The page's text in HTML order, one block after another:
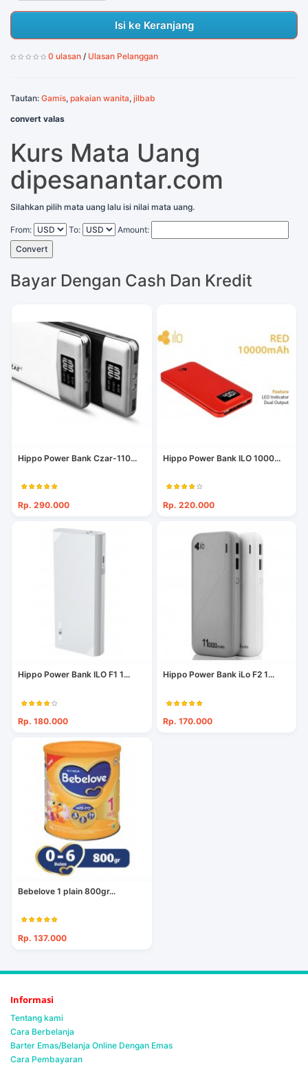
Isi ke Keranjang
0 ulasan / Ulasan Pelanggan
Tautan: Gamis, pakaian wanita, jilbab
convert valas
Kurs Mata Uang
dipesanantar.com
Silahkan pilih mata uang lalu isi nilai mata uang.
From: To:
Amount:
Convert
Bayar Dengan Cash Dan Kredit
Hippo Power Bank Czar-110...
Rp. 290.000
Hippo Power Bank ILO 1000...
Rp. 220.000
Hippo Power Bank ILO F1 1...
Rp. 180.000
Hippo Power Bank iLo F2 1...
Rp. 170.000
Bebelove 1 plain 800gr...
Rp. 137.000
Informasi
Tentang kami
Cara Berbelanja
Barter Emas/Belanja Online Dengan Emas
Cara Pembayaran